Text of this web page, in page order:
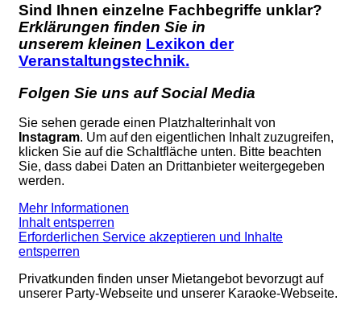
Sind Ihnen einzelne Fachbegriffe unklar?
Erklärungen finden Sie in
unserem kleinen Lexikon der
Veranstaltungstechnik.
Folgen Sie uns auf Social Media
Sie sehen gerade einen Platzhalterinhalt von
Instagram. Um auf den eigentlichen Inhalt zuzugreifen,
klicken Sie auf die Schaltfläche unten. Bitte beachten
Sie, dass dabei Daten an Drittanbieter weitergegeben
werden.
Mehr Informationen
Inhalt entsperren
Erforderlichen Service akzeptieren und Inhalte
entsperren
Privatkunden finden unser Mietangebot bevorzugt auf
unserer Party-Webseite und unserer Karaoke-Webseite.